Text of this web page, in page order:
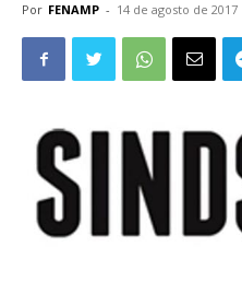
Por FENAMP - 14 de agosto de 2017